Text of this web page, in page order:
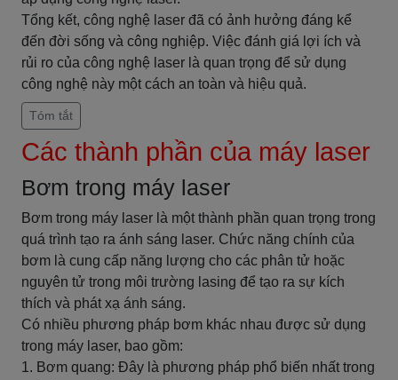
Tổng kết, công nghệ laser đã có ảnh hưởng đáng kể
đến đời sống và công nghiệp. Việc đánh giá lợi ích và
rủi ro của công nghệ laser là quan trọng để sử dụng
công nghệ này một cách an toàn và hiệu quả.
Tóm tắt
Các thành phần của máy laser
Bơm trong máy laser
Bơm trong máy laser là một thành phần quan trọng trong
quá trình tạo ra ánh sáng laser. Chức năng chính của
bơm là cung cấp năng lượng cho các phân tử hoặc
nguyên tử trong môi trường lasing để tạo ra sự kích
thích và phát xạ ánh sáng.
Có nhiều phương pháp bơm khác nhau được sử dụng
trong máy laser, bao gồm:
1. Bơm quang: Đây là phương pháp phổ biến nhất trong